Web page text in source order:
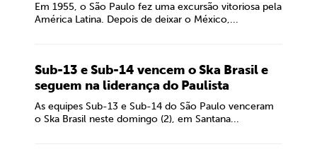
Em 1955, o São Paulo fez uma excursão vitoriosa pela
América Latina. Depois de deixar o México,...
Sub-13 e Sub-14 vencem o Ska Brasil e
seguem na liderança do Paulista
As equipes Sub-13 e Sub-14 do São Paulo venceram
o Ska Brasil neste domingo (2), em Santana...